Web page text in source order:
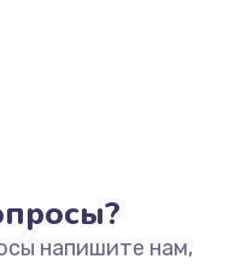
напишите нам,